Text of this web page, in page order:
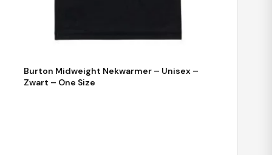
Burton Midweight Nekwarmer – Unisex –
Zwart – One Size